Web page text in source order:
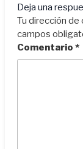
Deja una
Tu dirección de
campos
Comentario *